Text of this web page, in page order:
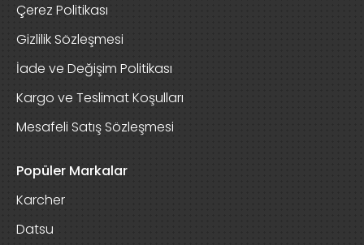
Çerez Politikası
Gizlilik Sözleşmesi
İade ve Değişim Politikası
Kargo ve Teslimat Koşulları
Mesafeli Satış Sözleşmesi
Popüler Markalar
Karcher
Datsu